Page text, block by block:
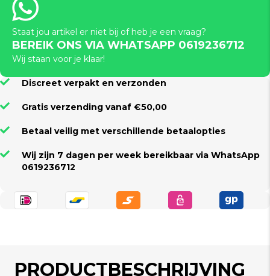
Staat jou artikel er niet bij of heb je een vraag?
BEREIK ONS VIA WHATSAPP 0619236712
Wij staan voor je klaar!
Discreet verpakt en verzonden
Gratis verzending vanaf €50,00
Betaal veilig met verschillende betaalopties
Wij zijn 7 dagen per week bereikbaar via WhatsApp
0619236712
PRODUCTBESCHRIJVING